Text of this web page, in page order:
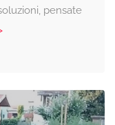
pensate